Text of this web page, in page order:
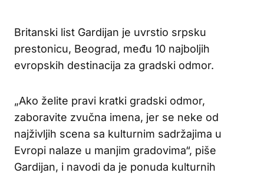
Britanski list Gardijan je uvrstio srpsku
prestonicu, Beograd, među 10 najboljih
evropskih destinacija za gradski odmor.
„Ako želite pravi kratki gradski odmor,
zaboravite zvučna imena, jer se neke od
najživljih scena sa kulturnim sadržajima u
Evropi nalaze u manjim gradovima“, piše
Gardijan, i navodi da je ponuda kulturnih